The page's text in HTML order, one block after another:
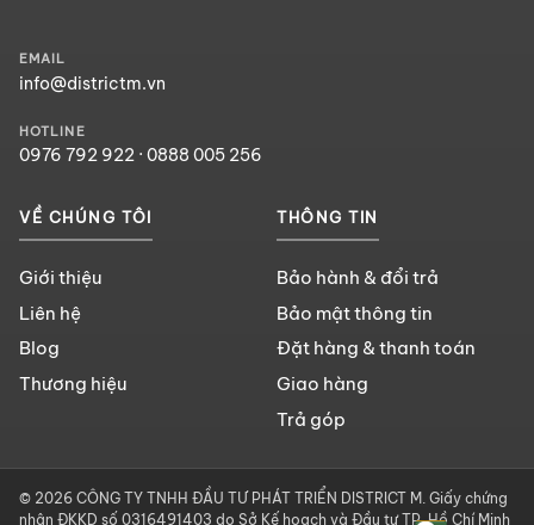
EMAIL
info@districtm.vn
HOTLINE
0976 792 922 · 0888 005 256
VỀ CHÚNG TÔI
Giới thiệu
Liên hệ
Blog
Thương hiệu
THÔNG TIN
Bảo hành & đổi trả
Bảo mật thông tin
Đặt hàng & thanh toán
Giao hàng
Trả góp
© 2026 CÔNG TY TNHH ĐẦU TƯ PHÁT TRIỂN DISTRICT M. Giấy chứng
nhận ĐKKD số 0316491403 do Sở Kế hoạch và Đầu tư TP. Hồ Chí Minh